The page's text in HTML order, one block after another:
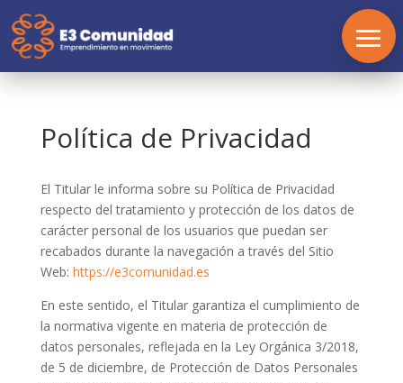
Política de Privacidad
El Titular le informa sobre su Política de Privacidad
respecto del tratamiento y protección de los datos de
carácter personal de los usuarios que puedan ser
recabados durante la navegación a través del Sitio
Web: https://e3comunidad.es
En este sentido, el Titular garantiza el cumplimiento de
la normativa vigente en materia de protección de
datos personales, reflejada en la Ley Orgánica 3/2018,
de 5 de diciembre, de Protección de Datos Personales